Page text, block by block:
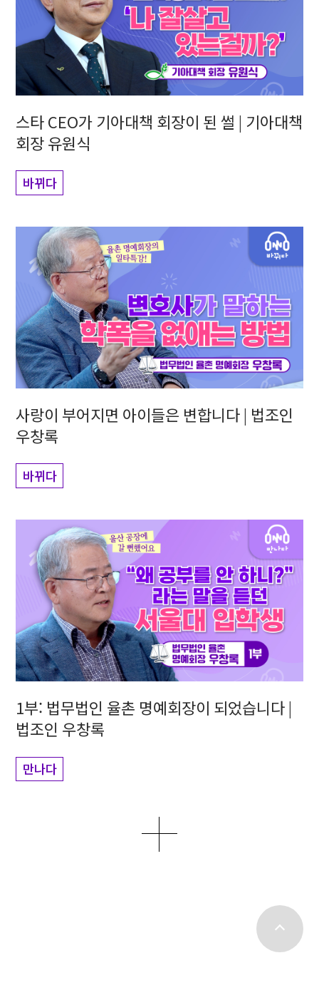
스타 CEO가 기아대책 회장이 된 썰 | 기아대책
회장 유원식
바뀌다
사랑이 부어지면 아이들은 변합니다 | 법조인
우창록
바뀌다
1부: 법무법인 율촌 명예회장이 되었습니다 |
법조인 우창록
만나다